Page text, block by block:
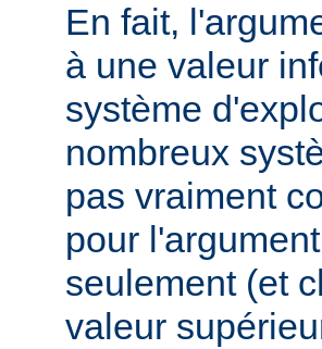
En fait,
à une valeur
système
nombreux
pas vraiment
pour
seulement (et
valeur